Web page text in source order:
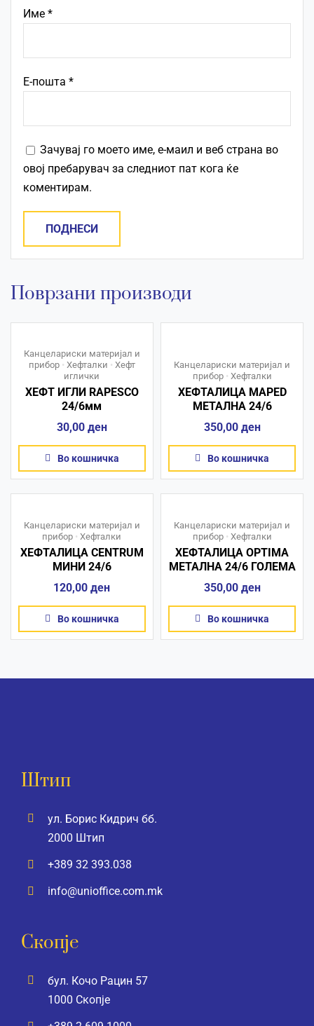
Име *
Е-пошта *
Зачувај го моето име, е-маил и веб страна во
овој пребарувач за следниот пат кога ќе
коментирам.
Поврзани производи
Канцелариски материјал и
прибор• Хефталки • Хефт
иглички
ХЕФТ ИГЛИ RAPESCO
24/6мм
30,00 ден
Во кошничка
Канцелариски материјал и
прибор• Хефталки
ХЕФТАЛИЦА MAPED
МЕТАЛНА 24/6
350,00 ден
Во кошничка
Канцелариски материјал и
прибор •Хефталки
ХЕФТАЛИЦА CENTRUM
МИНИ 24/6
120,00ден
Во кошничка
Канцелариски материјал и
прибор• Хефталки
ХЕФТАЛИЦА OPTIMA
МЕТАЛНА 24/6 ГОЛЕМА
350,00 ден
Во кошничка
Штип
ул. Борис Кидрич бб.
2000 Штип
+389 32 393.038
info@unioffice.com.mk
Скопје
бул. Кочо Рацин 57
1000 Скопје